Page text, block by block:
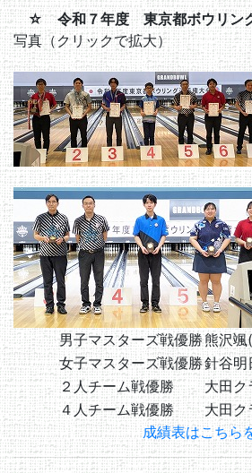
☆ 令和７年度 東京都ボウリン
写真（クリックで拡大）
男子マスターズ戦優勝熊沢颯
女子マスターズ戦優勝針谷明
２人チーム戦優勝
大田
４人チーム戦優勝
大田
成績表はこちら